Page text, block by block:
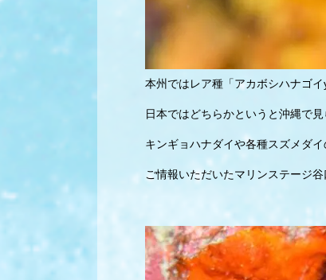
本州ではレア種「アカボシハナゴイ
日本ではどちらかというと沖縄で
キンギョハナダイや各種スズメダ
ご情報いただいたマリンステージ